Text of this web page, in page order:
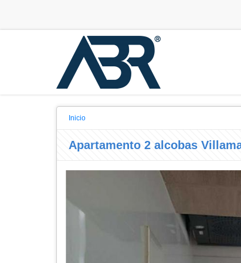
Inicio
Apartamento 2 alcobas